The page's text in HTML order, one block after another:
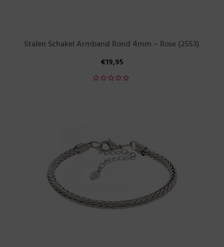
Stalen Schakel Armband Rond 4mm – Rose (2553)
€19,95